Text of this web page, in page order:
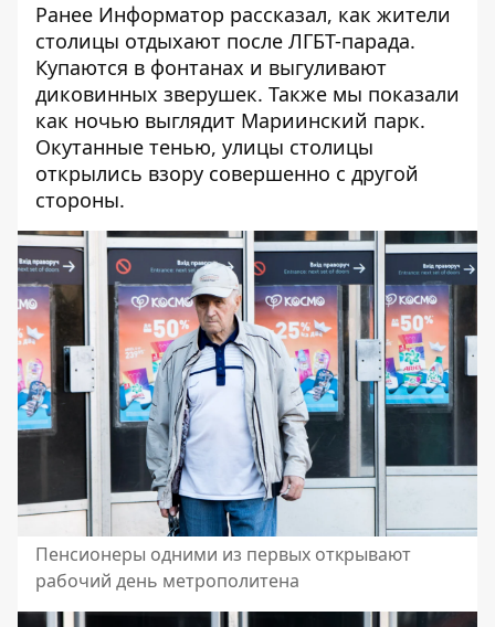
Ранее Информатор рассказал, как жители
столицы отдыхают после ЛГБТ-парада.
Купаются в фонтанах и выгуливают
диковинных зверушек. Также мы показали
как ночью выглядит Мариинский парк.
Окутанные тенью, улицы столицы
открылись взору совершенно с другой
стороны.
Пенсионеры одними из первых открывают
рабочий день метрополитена